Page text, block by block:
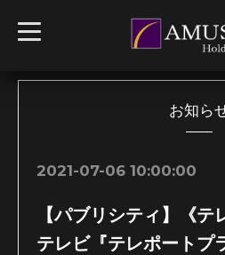
t
o
l
お知ら
2021-07-06 10:00:00
【パブリシティ】《
テレビ『テレポートプ